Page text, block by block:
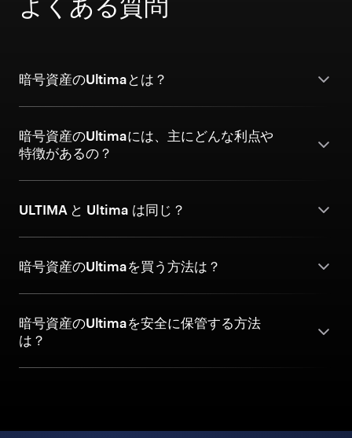
暗号資産のUltimaとは？
暗号資産のUltimaには、主にどんな利点や
特徴があるの？
ULTIMA と Ultima は同じ？
暗号資産のUltimaを買う方法は？
暗号資産のUltimaを安全に保管する方法
は？